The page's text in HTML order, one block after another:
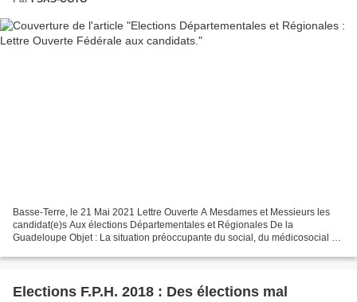
Basse-Terre, le 21 Mai 2021 Lettre Ouverte A Mesdames et Messieurs les
candidat(e)s Aux élections Départementales et Régionales De la
Guadeloupe Objet : La situation préoccupante du social, du médicosocial et
Elections F.P.H. 2018 : Des élections mal